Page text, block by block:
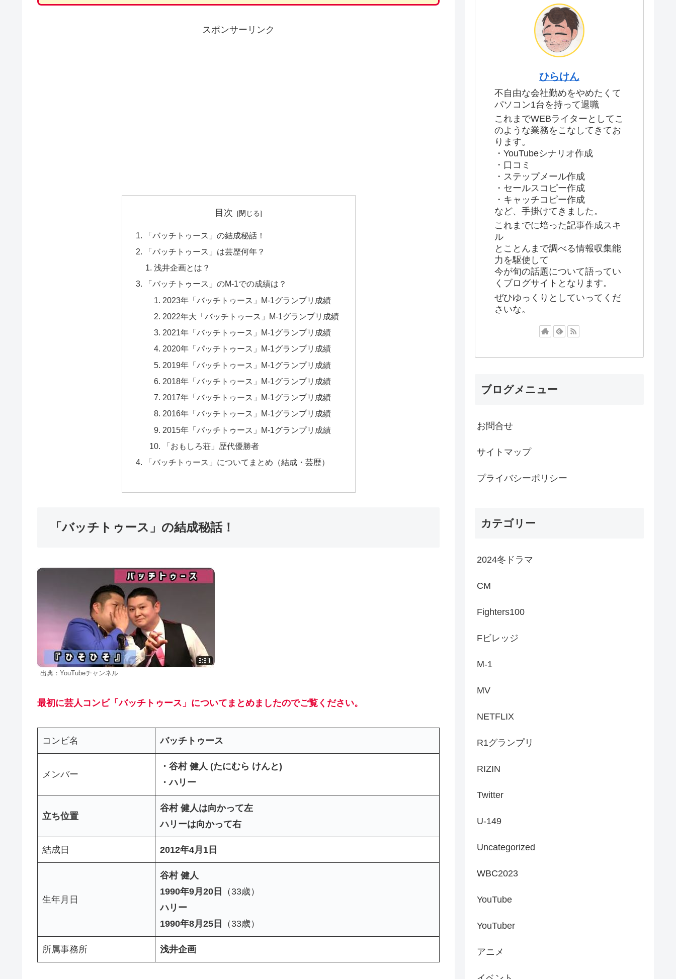
スポンサーリンク
目次
「バッチトゥース」の結成秘話！
「バッチトゥース」は芸歴何年？
浅井企画とは？
「バッチトゥース」のM-1での成績は？
2023年「バッチトゥース」M-1グランプリ成績
2022年大「バッチトゥース」M-1グランプリ成績
2021年「バッチトゥース」M-1グランプリ成績
2020年「パッチトゥース」M-1グランプリ成績
2019年「バッチトゥース」M-1グランプリ成績
2018年「バッチトゥース」M-1グランプリ成績
2017年「バッチトゥース」M-1グランプリ成績
2016年「バッチトゥース」M-1グランプリ成績
2015年「バッチトゥース」M-1グランプリ成績
「おもしろ荘」歴代優勝者
「バッチトゥース」についてまとめ（結成・芸歴）
「バッチトゥース」の結成秘話！
出典：YouTubeチャンネル
最初に芸人コンビ「バッチトゥース」についてまとめましたのでご覧ください。
コンビ名 バッチトゥース
メンバー
・谷村 健人 (たにむら けんと)
・ハリー
立ち位置
谷村 健人は向かって左
ハリーは向かって右
結成日 2012年4月1日
生年月日
谷村 健人
1990年9月20日
（33歳）
ハリー
1990年8月25日
（33歳）
所属事務所 浅井企画
ひらけん
不自由な会社勤めをやめたくて
パソコン1台を持って退職
これまでWEBライターとしてこ
のような業務をこなしてきてお
ります。
・YouTubeシナリオ作成
・口コミ
・ステップメール作成
・セールスコピー作成
・キャッチコピー作成
など、手掛けてきました。
これまでに培った記事作成スキ
ル
とことんまで調べる情報収集能
力を駆使して
今が旬の話題について語ってい
くブログサイトとなります。
ぜひゆっくりとしていってくだ
さいな。
ブログメニュー
お問合せ
サイトマップ
プライバシーポリシー
カテゴリー
2024冬ドラマ
CM
Fighters100
Fビレッジ
M-1
MV
NETFLIX
R1グランプリ
RIZIN
Twitter
U-149
Uncategorized
WBC2023
YouTube
YouTuber
アニメ